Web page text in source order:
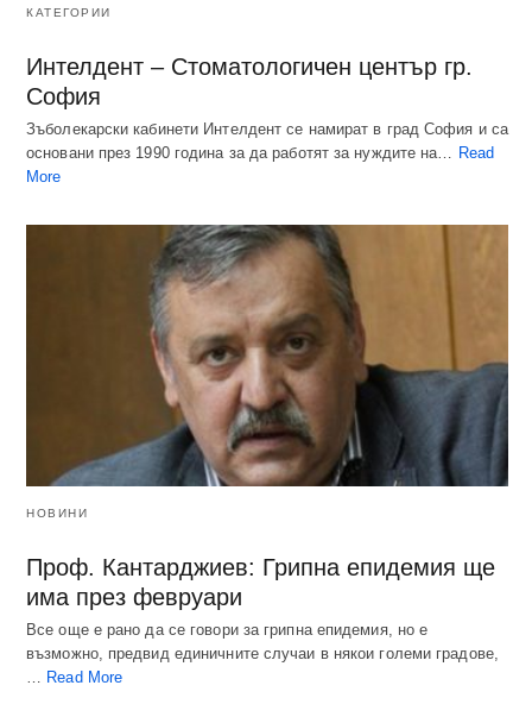
КАТЕГОРИИ
Интелдент – Стоматологичен център гр.
София
Зъболекарски кабинети Интелдент се намират в град София и са
основани през 1990 година за да работят за нуждите на… Read
More
НОВИНИ
Проф. Кантарджиев: Грипна епидемия ще
има през февруари
Все още е рано да се говори за грипна епидемия, но е
възможно, предвид единичните случаи в някои големи градове,
… Read More